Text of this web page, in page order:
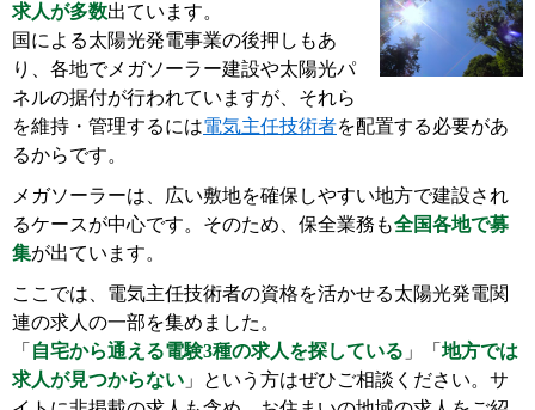
求人が多数出ています。
国による太陽光発電事業の後押しもあ
り、各地でメガソーラー建設や太陽光パ
ネルの据付が行われていますが、それら
を維持・管理するには電気主任技術者を配置する必要があ
るからです。
メガソーラーは、広い敷地を確保しやすい地方で建設され
るケースが中心です。そのため、保全業務も全国各地で募
集が出ています。
ここでは、電気主任技術者の資格を活かせる太陽光発電関
連の求人の一部を集めました。
「 自宅から通える電験3種の求人を探している 」「 地方では
求人が見つからない 」という方はぜひご相談ください。サ